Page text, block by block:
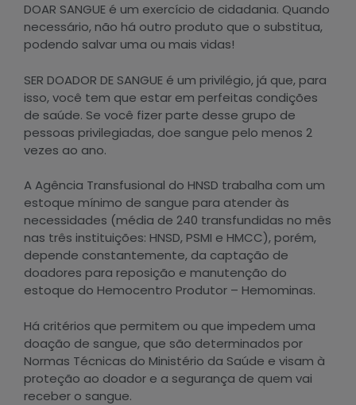
DOAR SANGUE é um exercício de cidadania. Quando
necessário, não há outro produto que o substitua,
podendo salvar uma ou mais vidas!
SER DOADOR DE SANGUE é um privilégio, já que, para
isso, você tem que estar em perfeitas condições
de saúde. Se você fizer parte desse grupo de
pessoas privilegiadas, doe sangue pelo menos 2
vezes ao ano.
A Agência Transfusional do HNSD trabalha com um
estoque mínimo de sangue para atender às
necessidades (média de 240 transfundidas no mês
nas três instituições: HNSD, PSMI e HMCC), porém,
depende constantemente, da captação de
doadores para reposição e manutenção do
estoque do Hemocentro Produtor – Hemominas.
Há critérios que permitem ou que impedem uma
doação de sangue, que são determinados por
Normas Técnicas do Ministério da Saúde e visam à
proteção ao doador e a segurança de quem vai
receber o sangue.